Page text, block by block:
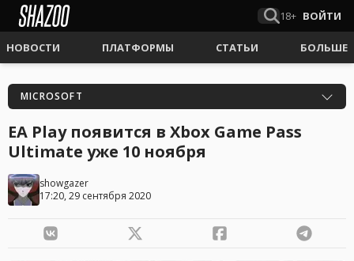
18+ ВОЙТИ
НОВОСТИ ПЛАТФОРМЫ СТАТЬИ БОЛЬШЕ
MICROSOFT
EA Play появится в Xbox Game Pass
Ultimate уже 10 ноября
showgazer
17:20, 29 сентября 2020